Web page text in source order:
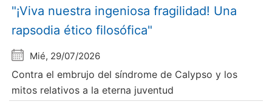
"¡Viva nuestra ingeniosa fragilidad! Una
rapsodia ético filosófica"
Mié, 29/07/2026
Contra el embrujo del síndrome de Calypso y los
mitos relativos a la eterna juventud